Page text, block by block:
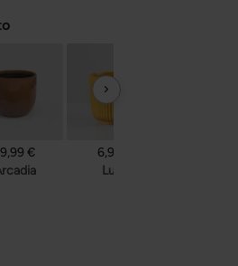
€
6,95 €
Luna